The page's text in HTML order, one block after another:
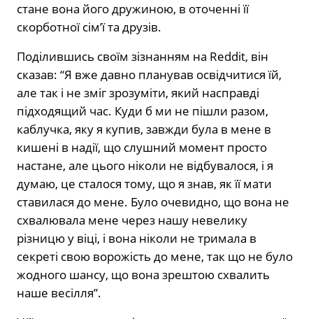
стане вона його дружиною, в оточенні її
скорботної сім’ї та друзів.
Поділившись своїм зізнанням на Reddit, він
сказав: “Я вже давно планував освідчитися їй,
але так і не зміг зрозуміти, який насправді
підходящий час. Куди б ми не пішли разом,
каблучка, яку я купив, завжди була в мене в
кишені в надії, що слушний момент просто
настане, але цього ніколи не відбувалося, і я
думаю, це сталося тому, що я знав, як її мати
ставилася до мене. Було очевидно, що вона не
схвалювала мене через нашу невелику
різницю у віці, і вона ніколи не тримала в
секреті свою ворожість до мене, так що не було
жодного шансу, що вона зрештою схвалить
наше весілля”.